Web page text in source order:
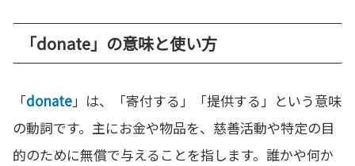
「donate」の意味と使い方
「donate」は、「寄付する」「提供する」という意味
の動詞です。主にお金や物品を、慈善活動や特定の目
的のために無償で与えることを指します。誰かや何か